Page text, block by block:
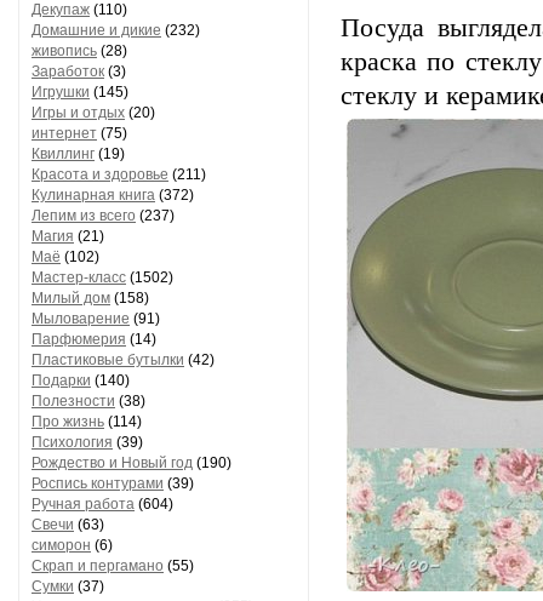
Декупаж (110)
Домашние и дикие (232)
живопись (28)
Заработок (3)
Игрушки (145)
Игры и отдых (20)
интернет (75)
Квиллинг (19)
Красота и здоровье (211)
Кулинарная книга (372)
Лепим из всего (237)
Магия (21)
Маё (102)
Мастер-класс (1502)
Милый дом (158)
Мыловарение (91)
Парфюмерия (14)
Пластиковые бутылки (42)
Подарки (140)
Полезности (38)
Про жизнь (114)
Психология (39)
Рождество и Новый год (190)
Роспись контурами (39)
Ручная работа (604)
Свечи (63)
симорон (6)
Скрап и пергамано (55)
Сумки (37)
Посуда
краска по
стеклу и